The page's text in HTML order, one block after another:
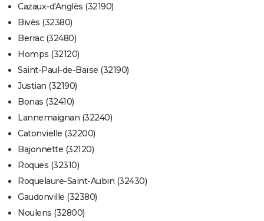
Cazaux-d'Anglès (32190)
Bivès (32380)
Berrac (32480)
Homps (32120)
Saint-Paul-de-Baïse (32190)
Justian (32190)
Bonas (32410)
Lannemaignan (32240)
Catonvielle (32200)
Bajonnette (32120)
Roques (32310)
Roquelaure-Saint-Aubin (32430)
Gaudonville (32380)
Noulens (32800)